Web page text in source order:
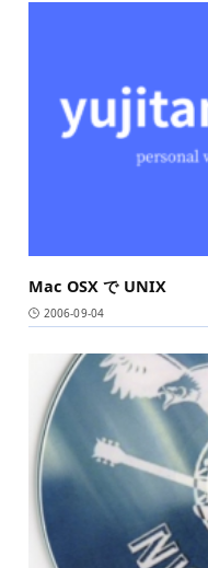
Mac OSX で UNIX
2006-09-04